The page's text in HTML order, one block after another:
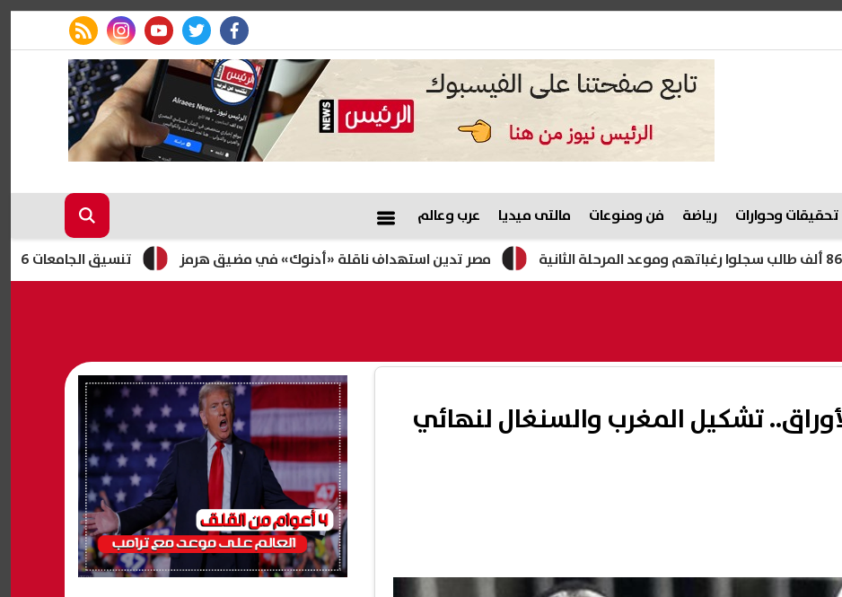
facebook
twitter
youtube
instagram
rss feed
تحقيقات وحوارات رياضة فن ومنوعات مالتى ميديا عرب وعالم
تنسيق الجامعات 2026.. هل أسبقية تسجيل الرغبات تمنحك أفضلية؟ مصر تدين استهداف ناقلة «أدنوك» في مضيق هرمز
تشكيل المغرب والسنغال لنهائي